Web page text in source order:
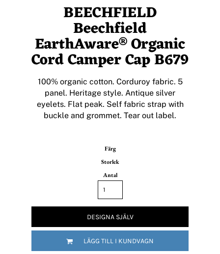
BEECHFIELD
Beechfield
EarthAware® Organic
Cord Camper Cap B679
100% organic cotton. Corduroy fabric. 5
panel. Heritage style. Antique silver
eyelets. Flat peak. Self fabric strap with
buckle and grommet. Tear out label.
Färg
Storlek
Antal
DESIGNA SJÄLV
LÄGG TILL I KUNDVAGN